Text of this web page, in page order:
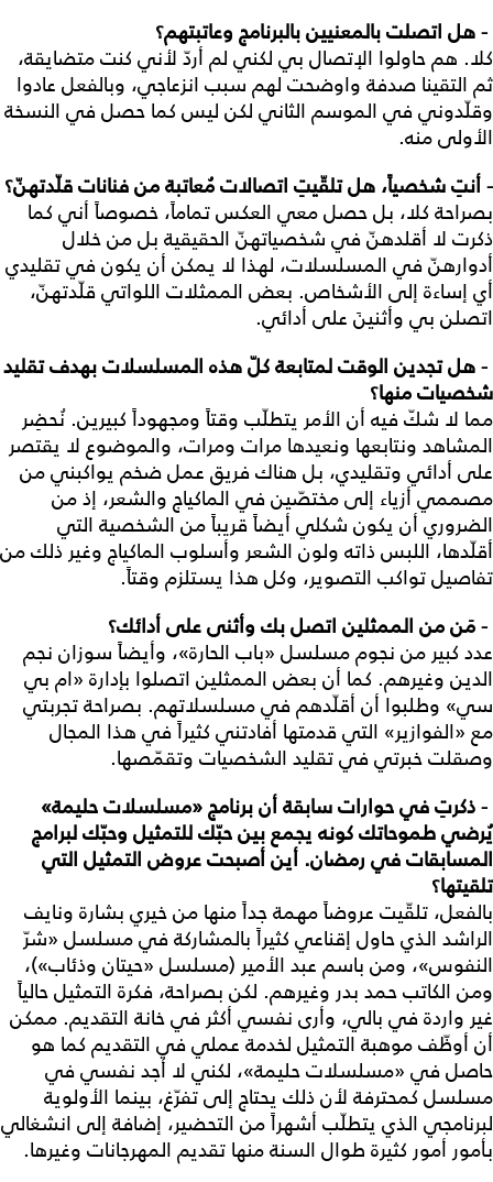
- هل اتصلت بالمعنيين بالبرنامج وعاتبتهم؟
كلا. هم حاولوا الإتصال بي لكني لم أردّ لأني كنت متضايقة،
ثم التقينا صدفة واوضحت لهم سبب انزعاجي، وبالفعل عادوا
وقلّدوني في الموسم الثاني لكن ليس كما حصل في النسخة
الأولى منه.
- أنتِ شخصياً، هل تلقّيتِ اتصالات مُعاتبة من فنانات قلّدتهنّ؟
بصراحة كلا، بل حصل معي العكس تماماً، خصوصاً أني كما
ذكرت لا أقلدهنّ في شخصياتهنّ الحقيقية بل من خلال
أدوارهنّ في المسلسلات، لهذا لا يمكن أن يكون في تقليدي
أي إساءة إلى الأشخاص. بعض الممثلات اللواتي قلّدتهنّ،
اتصلن بي وأثنينَ على أدائي.
- هل تجدين الوقت لمتابعة كلّ هذه المسلسلات بهدف تقليد
شخصيات منها؟
مما لا شكّ فيه أن الأمر يتطلّب وقتاً ومجهوداً كبيرين. نُحضِر
المشاهد ونتابعها ونعيدها مرات ومرات، والموضوع لا يقتصر
على أدائي وتقليدي، بل هناك فريق عمل ضخم يواكبني من
مصممي أزياء إلى مختصّين في الماكياج والشعر، إذ من
الضروري أن يكون شكلي أيضاً قريباً من الشخصية التي
أقلّدها، اللبس ذاته ولون الشعر وأسلوب الماكياج وغير ذلك من
تفاصيل تواكب التصوير، وكل هذا يستلزم وقتاً.
- مَن من الممثلين اتصل بك وأثنى على أدائك؟
عدد كبير من نجوم مسلسل «باب الحارة»، وأيضاً سوزان نجم
الدين وغيرهم. كما أن بعض الممثلين اتصلوا بإدارة «ام بي
سي» وطلبوا أن أقلّدهم في مسلسلاتهم. بصراحة تجربتي
مع «الفوازير» التي قدمتها أفادتني كثيراً في هذا المجال
وصقلت خبرتي في تقليد الشخصيات وتقمّصها.
- ذكرتِ في حوارات سابقة أن برنامج «مسلسلات حليمة»
يُرضي طموحاتك كونه يجمع بين حبّك للتمثيل وحبّك لبرامج
المسابقات في رمضان. أين أصبحت عروض التمثيل التي
تلقيتها؟
بالفعل، تلقّيت عروضاً مهمة جداً منها من خيري بشارة ونايف
الراشد الذي حاول إقناعي كثيراً بالمشاركة في مسلسل «شرّ
النفوس»، ومن باسم عبد الأمير (مسلسل «حيتان وذئاب»)،
ومن الكاتب حمد بدر وغيرهم. لكن بصراحة، فكرة التمثيل حالياً
غير واردة في بالي، وأرى نفسي أكثر في خانة التقديم. ممكن
أن أوظّف موهبة التمثيل لخدمة عملي في التقديم كما هو
حاصل في «مسلسلات حليمة»، لكني لا أجد نفسي في
مسلسل كمحترفة لأن ذلك يحتاج إلى تفرّغ، بينما الأولوية
لبرنامجي الذي يتطلّب أشهراً من التحضير، إضافة إلى انشغالي
بأمور أمور كثيرة طوال السنة منها تقديم المهرجانات وغيرها.